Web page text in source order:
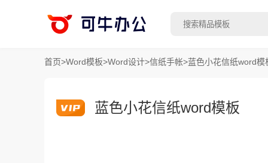
首页>Word模板>Word设计>信纸手帐>蓝色小花信纸word模
蓝色小花信纸word模板